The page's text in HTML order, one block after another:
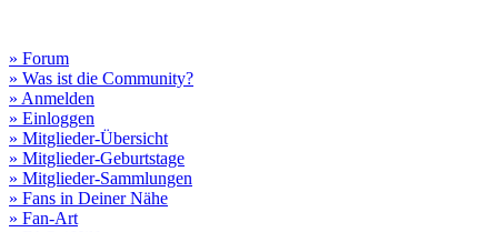
» Forum
» Was ist die Community?
» Anmelden
» Einloggen
» Mitglieder-Übersicht
» Mitglieder-Geburtstage
» Mitglieder-Sammlungen
» Fans in Deiner Nähe
» Fan-Art